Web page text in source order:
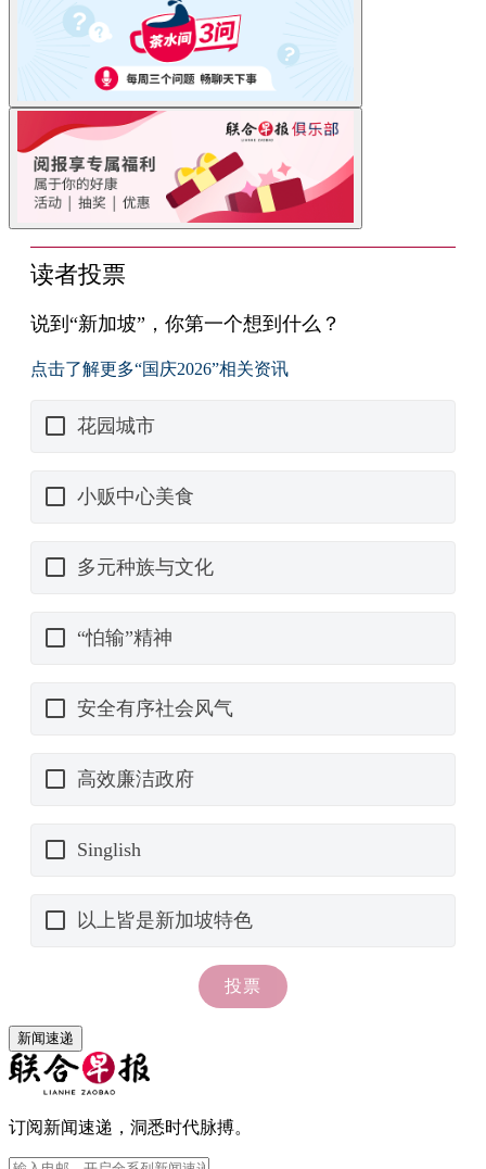
新闻速递
订阅新闻速递，洞悉时代脉搏。